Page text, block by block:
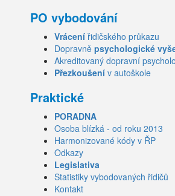
PO vybodování
Vrácení řidičského průkazu
Dopravně psychologické
Akreditovaný dopravní
Přezkoušení v autoškole
Praktické
PORADNA
Osoba blízká - od roku 2013
Harmonizované kódy v ŘP
Odkazy
Legislativa
Statistiky vybodovaných řidičů
Kontakt